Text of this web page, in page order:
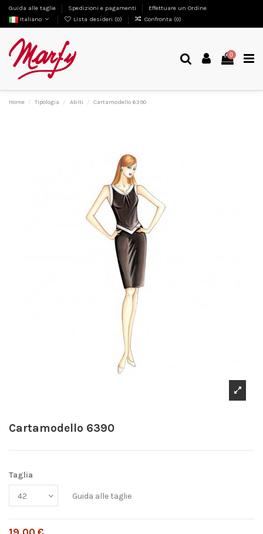
Guida alle taglie Spedizioni e pagamenti
Effettuare un Ordine
Italiano
Lista desideri (0) Confronta (0)
0
Home Tipologia Abiti Cartamodello 6390
Cartamodello 6390
Taglia
Guida alle taglie